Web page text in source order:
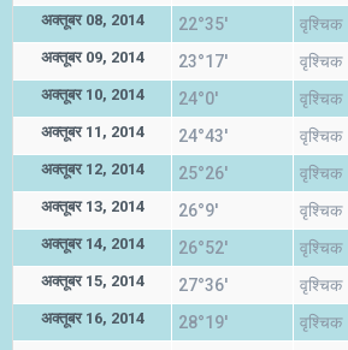
अक्तूबर 08, 2014 22°35' वृश्चिक
अक्तूबर 09, 2014 23°17' वृश्चिक
अक्तूबर 10, 2014 24°0' वृश्चिक
अक्तूबर 11, 2014 24°43' वृश्चिक
अक्तूबर 12, 2014 25°26' वृश्चिक
अक्तूबर 13, 2014 26°9' वृश्चिक
अक्तूबर 14, 2014 26°52' वृश्चिक
अक्तूबर 15, 2014 27°36' वृश्चिक
अक्तूबर 16, 2014 28°19' वृश्चिक